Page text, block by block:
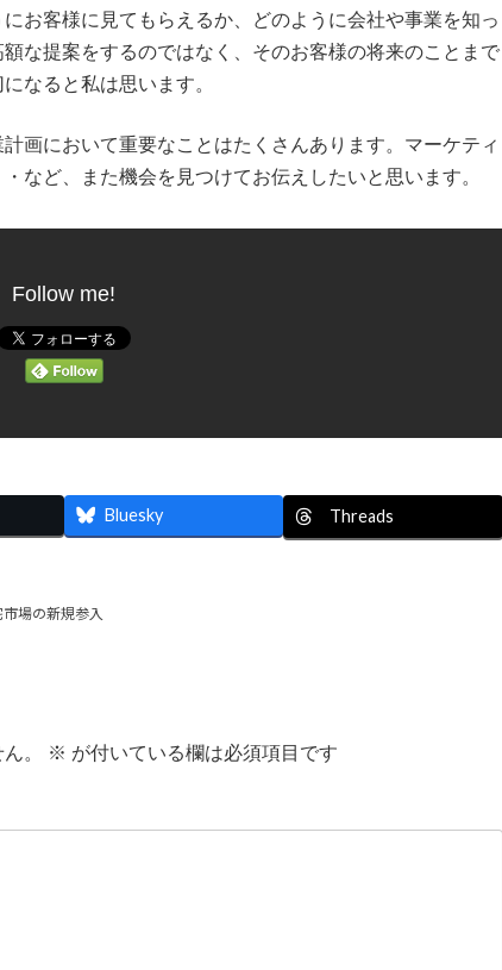
お客様に見てもらえるか、どのように会社や事業を知っ
な提案をするのではなく、そのお客様の将来のことまで
なると私は思います。
画において重要なことはたくさんあります。マーケティ
など、また機会を見つけてお伝えしたいと思います。
Follow me!
Bluesky Threads
場の新規参入
。 ※ が付いている欄は必須項目です